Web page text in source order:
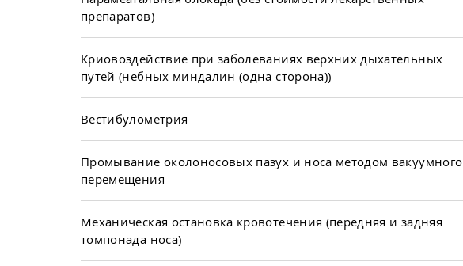
препаратов)
Криовоздействие при заболеваниях верхних дыхательных
путей (небных миндалин (одна сторона))
Вестибулометрия
Промывание околоносовых пазух и носа методом вакуумного
перемещения
Механическая остановка кровотечения (передняя и задняя
томпонада носа)